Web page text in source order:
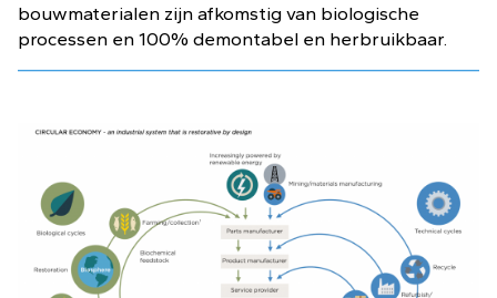
bouwmaterialen zijn afkomstig van biologische
processen en 100% demontabel en herbruikbaar.